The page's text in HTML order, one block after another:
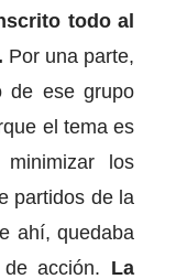
todo al
Por una parte,
de ese grupo
el tema es
los
partidos de la
ahí, quedaba
acción. La